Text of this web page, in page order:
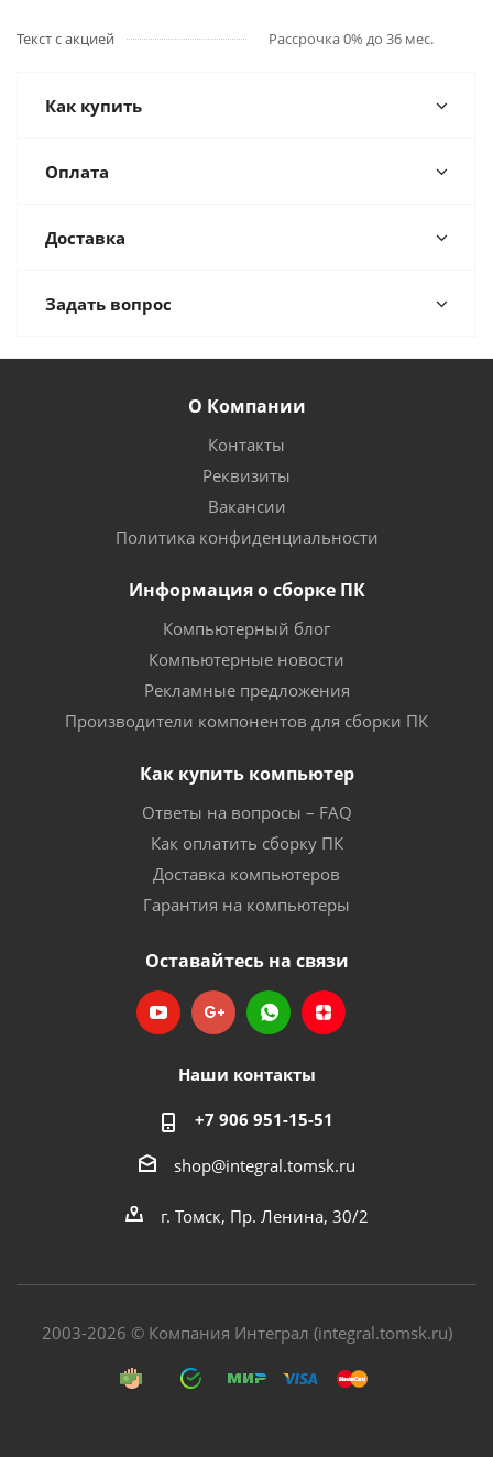
Текст с акцией Рассрочка 0% до 36 мес.
Как купить
Оплата
Доставка
Задать вопрос
О Компании
Контакты
Реквизиты
Вакансии
Политика конфиденциальности
Информация о сборке ПК
Компьютерный блог
Компьютерные новости
Рекламные предложения
Производители компонентов для сборки ПК
Как купить компьютер
Ответы на вопросы – FAQ
Как оплатить сборку ПК
Доставка компьютеров
Гарантия на компьютеры
Оставайтесь на связи
Наши контакты
+7 906 951-15-51
shop@integral.tomsk.ru
г. Томск, Пр. Ленина, 30/2
2003-2026 © Компания Интеграл (integral.tomsk.ru)